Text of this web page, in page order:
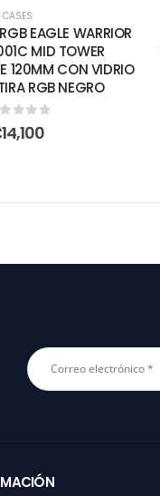
CASES
EAGLE WARRIOR
MID TOWER
120MM CON VIDRIO
RGB NEGRO
of 5
14,100